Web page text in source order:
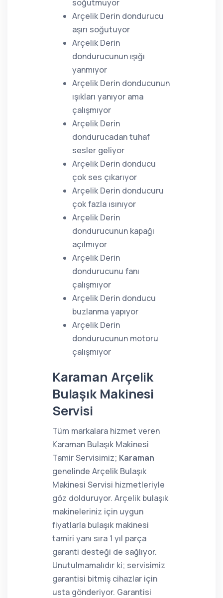
soğutmuyor
Arçelik Derin dondurucu
aşırı soğutuyor
Arçelik Derin
dondurucunun ışığı
yanmıyor
Arçelik Derin donducunun
ışıkları yanıyor ama
çalışmıyor
Arçelik Derin
dondurucadan tuhaf
sesler geliyor
Arçelik Derin donducu
çok ses çıkarıyor
Arçelik Derin donducuru
çok fazla ısınıyor
Arçelik Derin
dondurucunun kapağı
açılmıyor
Arçelik Derin
dondurucunu fanı
çalışmıyor
Arçelik Derin donducu
buzlanma yapıyor
Arçelik Derin
dondurucunun motoru
çalışmıyor
Karaman Arçelik
Bulaşık Makinesi
Servisi
Tüm markalara hizmet veren
Karaman Bulaşık Makinesi
Tamir Servisimiz; Karaman
genelinde Arçelik Bulaşık
Makinesi Servisi hizmetleriyle
göz dolduruyor. Arçelik bulaşık
makineleriniz için uygun
fiyatlarla bulaşık makinesi
tamiri yanı sıra 1 yıl parça
garanti desteği de sağlıyor.
Unutulmamalıdır ki; servisimiz
garantisi bitmiş cihazlar için
usta gönderiyor. Garantisi